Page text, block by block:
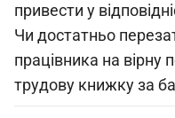
привести у
Чи достатньо
працівника на вірну
трудову книжку за